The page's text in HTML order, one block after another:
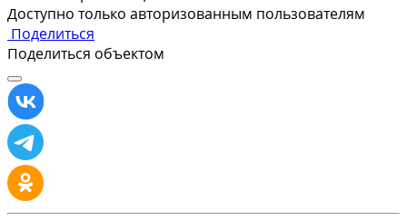
Доступно только авторизованным пользователям
Поделиться
Поделиться объектом